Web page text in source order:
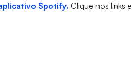
Spotify. Clique nos links e